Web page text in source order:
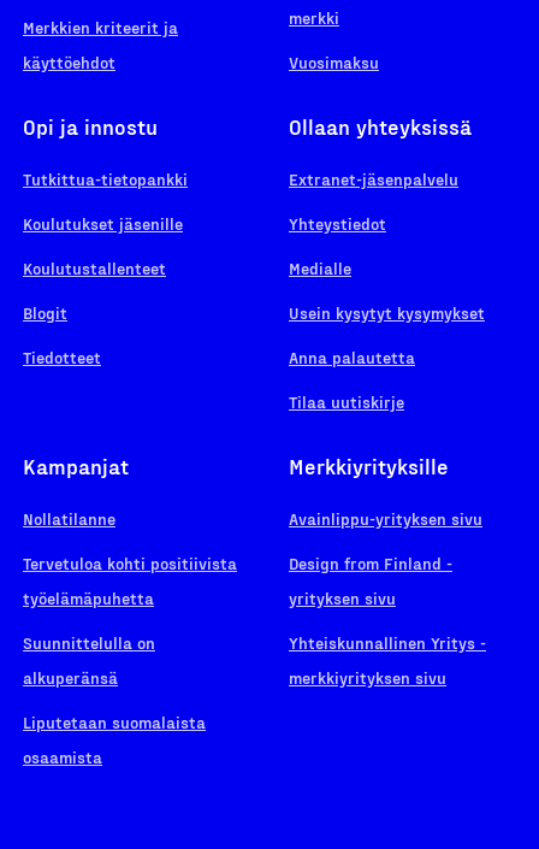
Merkkien kriteerit ja
käyttöehdot
merkki
Vuosimaksu
Opi ja innostu
Tutkittua-tietopankki
Koulutukset jäsenille
Koulutustallenteet
Blogit
Tiedotteet
Ollaan yhteyksissä
Extranet-jäsenpalvelu
Yhteystiedot
Medialle
Usein kysytyt kysymykset
Anna palautetta
Tilaa uutiskirje
Kampanjat
Nollatilanne
Tervetuloa kohti positiivista
työelämäpuhetta
Suunnittelulla on
alkuperänsä
Liputetaan suomalaista
osaamista
Merkkiyrityksille
Avainlippu-yrityksen sivu
Design from Finland -
yrityksen sivu
Yhteiskunnallinen Yritys -
merkkiyrityksen sivu